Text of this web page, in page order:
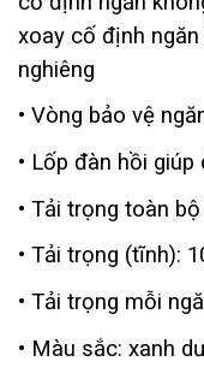
xoay cố định ngăn
nghiêng
• Vòng bảo vệ
• Lốp đàn hồi
• Tải trọng toàn
• Tải trọng (tĩnh):
• Tải trọng mỗi
• Màu sắc: xanh